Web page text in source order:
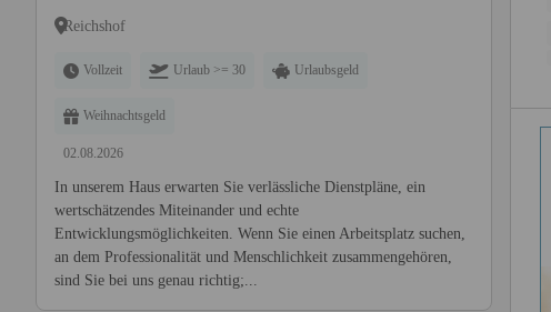
Reichshof
Vollzeit Urlaub >= 30 Urlaubsgeld
Weihnachtsgeld
02.08.2026
In unserem Haus erwarten Sie verlässliche Dienstpläne, ein
wertschätzendes Miteinander und echte
Entwicklungsmöglichkeiten. Wenn Sie einen Arbeitsplatz suchen,
an dem Professionalität und Menschlichkeit zusammengehören,
sind Sie bei uns genau richtig;...